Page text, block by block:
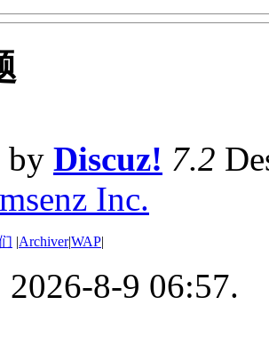
by Discuz! 7.2
Inc.
|Archiver|WAP|
8-9 06:57.